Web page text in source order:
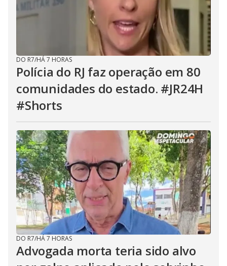
DO R7/HÁ 7 HORAS
Polícia do RJ faz operação em 80
comunidades do estado. #JR24H
#Shorts
DO R7/HÁ 7 HORAS
Advogada morta teria sido alvo